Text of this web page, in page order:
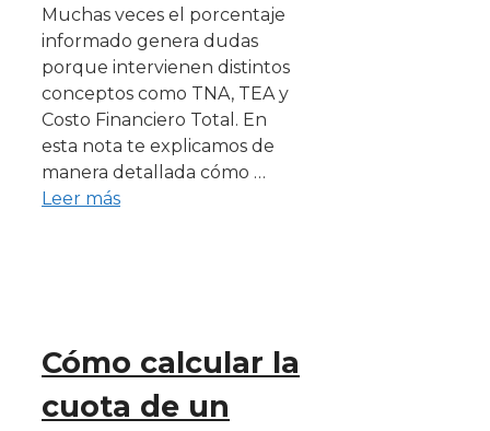
Muchas veces el porcentaje
informado genera dudas
porque intervienen distintos
conceptos como TNA, TEA y
Costo Financiero Total. En
esta nota te explicamos de
manera detallada cómo …
Leer más
Cómo calcular la
cuota de un